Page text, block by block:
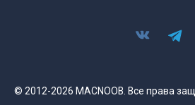
© 2012-2026 MACNOOB. Все права